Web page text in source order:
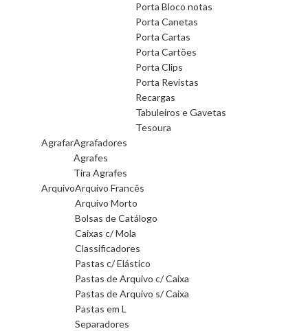
Porta Bloco notas
Porta Canetas
Porta Cartas
Porta Cartões
Porta Clips
Porta Revistas
Recargas
Tabuleiros e Gavetas
Tesoura
AgrafarAgrafadores
Agrafes
Tira Agrafes
ArquivoArquivo Francês
Arquivo Morto
Bolsas de Catálogo
Caixas c/ Mola
Classificadores
Pastas c/ Elástico
Pastas de Arquivo c/ Caixa
Pastas de Arquivo s/ Caixa
Pastas em L
Separadores